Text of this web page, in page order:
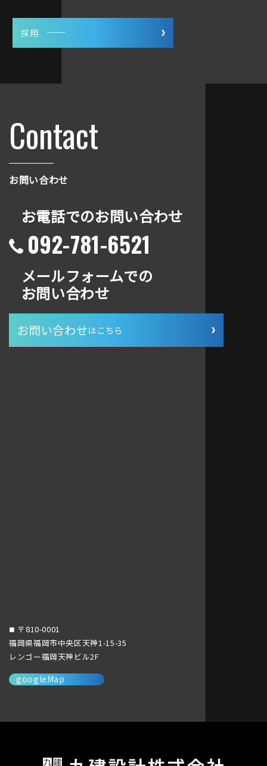
採用
■ 〒810-0001
福岡県福岡市中央区天神1-15-35
レンゴー福岡天神ビル2F
googleMap
Contact
お問い合わせ
お電話でのお問い合わせ
092-781-6521
メールフォームでの
お問い合わせ
お問い合わせはこちら